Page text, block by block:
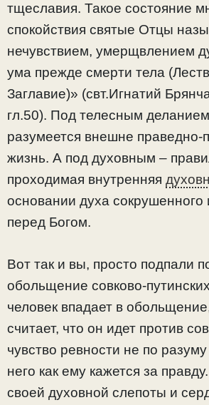
тщеславия. Такое состояние
спокойствия святые Отцы
нечувствием, умерщвлением
ума прежде смерти тела
Заглавие)» (свт.Игнатий
гл.50). Под телесным
разумеется внешне праведно-
жизнь. А под духовным –
проходимая внутренняя
основании духа сокрушенного
перед Богом.
Вот так и вы, просто подпали
обольщение совково-
человек впадает в
считает, что он идет против
чувство ревности не по
него как ему кажется за
своей духовной слепоты и